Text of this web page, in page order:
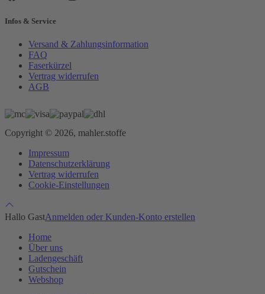
Infos & Service
Versand & Zahlungsinformation
FAQ
Faserkürzel
Vertrag widerrufen
AGB
Copyright © 2026, mahler.stoffe
Impressum
Datenschutzerklärung
Vertrag widerrufen
Cookie-Einstellungen
Hallo GastAnmelden oder Kunden-Konto erstellen
Home
Über uns
Ladengeschäft
Gutschein
Webshop